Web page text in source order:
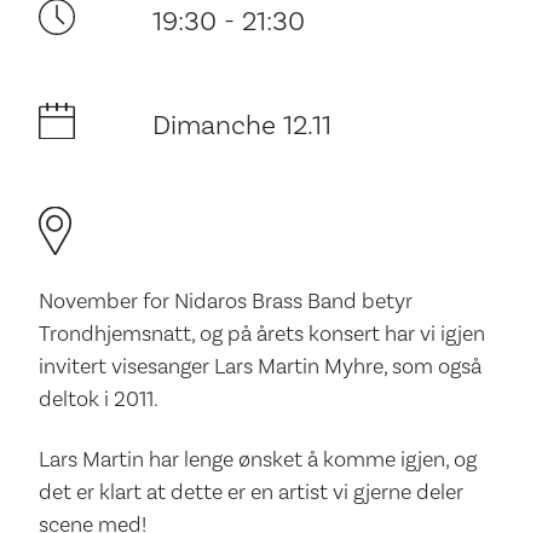
Musikk
Historie og arkitektur
19:30 - 21:30
Dimanche 12.11
November for Nidaros Brass Band betyr
Trondhjemsnatt, og på årets konsert har vi igjen
invitert visesanger Lars Martin Myhre, som også
deltok i 2011.
Lars Martin har lenge ønsket å komme igjen, og
det er klart at dette er en artist vi gjerne deler
scene med!